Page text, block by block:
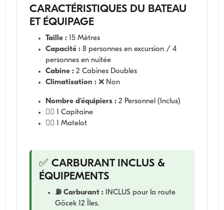
CARACTÉRISTIQUES DU BATEAU
ET ÉQUIPAGE
Taille : 15 Mètres
Capacité : 8 personnes en excursion / 4
personnes en nuitée
Cabine : 2 Cabines Doubles
Climatisation : ❌ Non
Nombre d'équipiers : 2 Personnel (Inclus)
👨‍✈️ 1 Capitaine
🧑‍✈️ 1 Matelot
✅ CARBURANT INCLUS &
ÉQUIPEMENTS
⛽ Carburant : INCLUS pour la route
Göcek 12 Îles.